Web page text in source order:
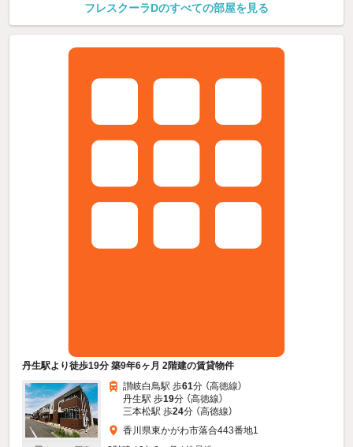
フレスクーラDのすべての部屋を見る
丹生駅より徒歩19分 築9年6ヶ月 2階建の賃貸物件
讃岐白鳥駅 歩61分 （高徳線）
丹生駅 歩19分 （高徳線）
三本松駅 歩24分 （高徳線）
香川県東かがわ市落合443番地1